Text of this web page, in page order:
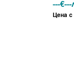
---€---
Ценa